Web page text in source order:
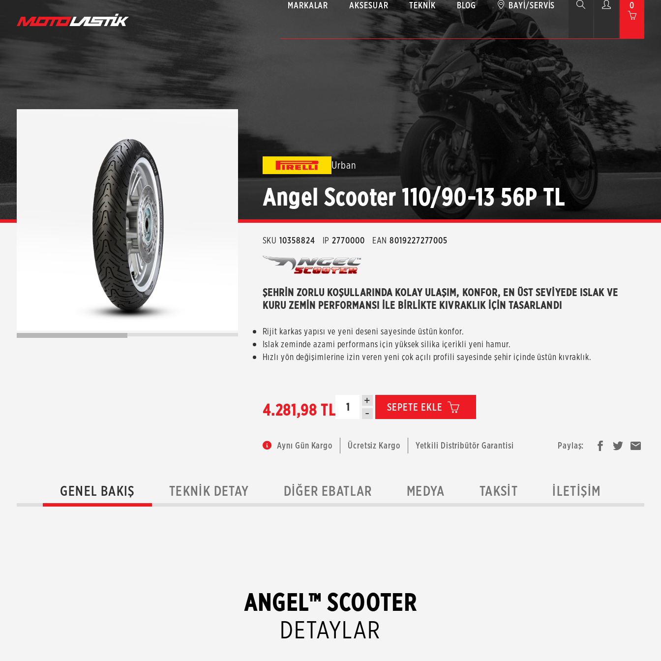
MARKALAR AKSESUAR TEKNIK BLOG BAYI/SERVIS 0
Urban
Angel Scooter 110/90-13 56P TL
SKU 10358824 IP 2770000 EAN 8019227277005
ŞEHRİN ZORLU KOŞULLARINDA KOLAY ULAŞIM, KONFOR, EN ÜST SEVİYEDE ISLAK VE
KURU ZEMİN PERFORMANSI İLE BİRLİKTE KIVRAKLIK İÇİN TASARLANDI
Rijit karkas yapısı ve yeni deseni sayesinde üstün konfor.
Islak zeminde azami performans için yüksek silika içerikli yeni hamur.
Hızlı yön değişimlerine izin veren yeni çok açılı profili sayesinde şehir içinde üstün kıvraklık.
4.281,98 TL +
- SEPETE EKLE
Aynı Gün Kargo Ücretsiz Kargo Yetkili Distribütör Garantisi Paylaş:
GENEL BAKIŞ TEKNIK DETAY DIĞER EBATLAR MEDYA TAKSIT İLETIŞIM
ANGEL™ SCOOTER
DETAYLAR